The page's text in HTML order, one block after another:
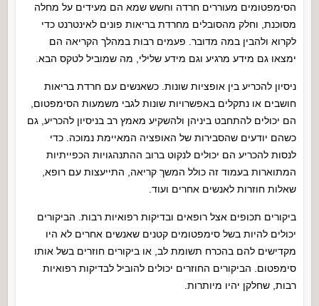
הסימפטומים מעוררים חרדה וחשש שמא הם מעידים על מחלה
מסוכנת, וחלק מהסובלים מחרדת בריאות פונים לאינטרנט כדי
לקרוא ולהבין במה מדובר. פעמים רבות במהלך הקריאה הם
ימצאו גם מידע מרגיע וגם מידע שלילי, מה שמוביל לטקס הבא.
ניסיון להכריע בין אופציות שונות. כשאנשים עם חרדת בריאות
חושבים או נתקלים באפשרויות שונות לגבי משמעות הסימפטום,
הם יכולים להתחבט ביניהן ולהשקיע מאמץ רב בניסיון להכריע, גם
כשהם יודעים שהסבירות של האופציה המאיימת נמוכה. כדי
לנסות להכריע הם יכולים לנקוט ברוב ההתנהגויות הכפייתיות
המתוארות בעמוד זה כולל המשך קריאה, התייעצות עם רופא,
שאלות חוזרות לאנשים אחרים ועוד.
ביקורים תכופים אצל רופאים ובדיקות רפואיות רבות. הביקורים
יכולים להיות בשל סימפטומים קטנים שאנשים אחרים לא היו
מקדישים להם בהכרח תשומת לב, או ביקורים חוזרים בשל אותו
סימפטום. הביקורים החוזרים יכולים להוביל לבדיקות רפואיות
רבות, שחלקן יהיו מיותרות.